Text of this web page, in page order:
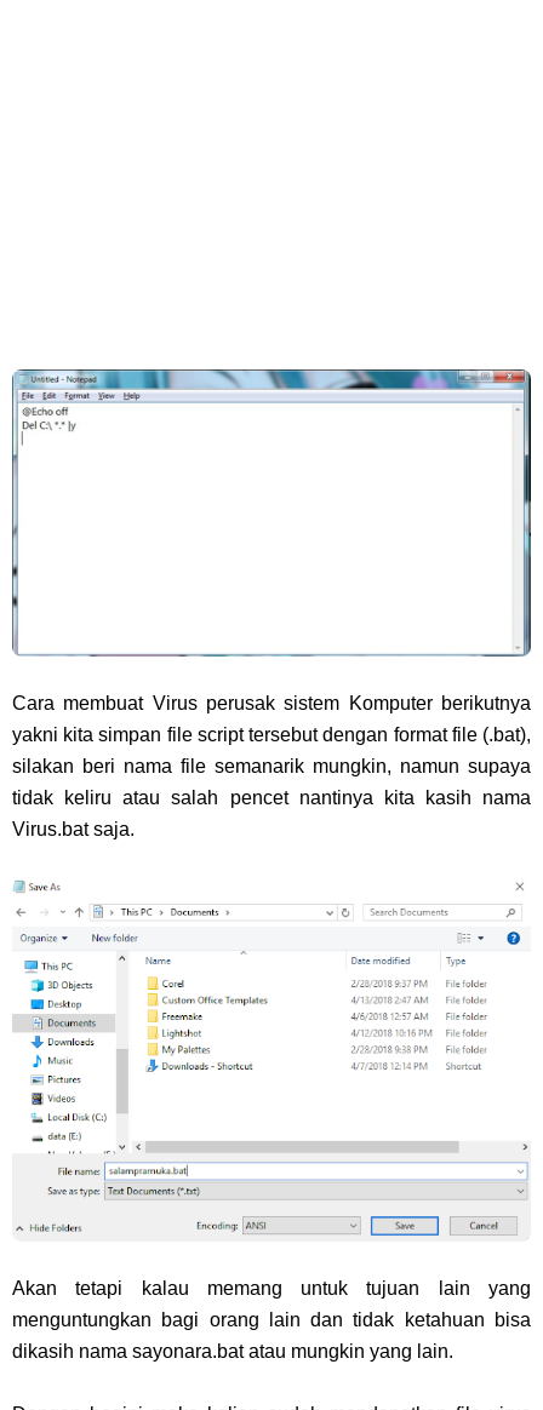
Cara membuat Virus perusak sistem Komputer berikutnya
yakni kita simpan file script tersebut dengan format file (.bat),
silakan beri nama file semanarik mungkin, namun supaya
tidak keliru atau salah pencet nantinya kita kasih nama
Virus.bat saja.
Akan tetapi kalau memang untuk tujuan lain yang
menguntungkan bagi orang lain dan tidak ketahuan bisa
dikasih nama sayonara.bat atau mungkin yang lain.